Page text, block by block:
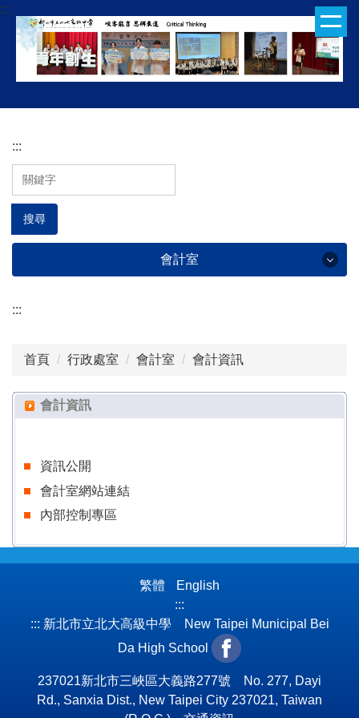
跳
到
容
:::
:::
搜尋
會計室
會計室
組織成員
會計資訊
:::
首頁 行政處室 會計室 會計資訊
會計資訊
資訊公開
會計室網站連結
內部控制專區
繁體
English
:::
::: 新北市立北大高級中學 New Taipei Municipal Bei
Da High School
237021新北市三峽區大義路277號 No. 277, Dayi
Rd., Sanxia Dist., New Taipei City 237021, Taiwan